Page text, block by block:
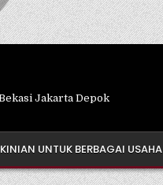
Jakarta Depok
UNTUK BERBAGAI USAHA